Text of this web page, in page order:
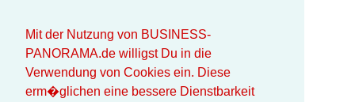
Mit der Nutzung von BUSINESS-
PANORAMA.de willigst Du in die
Verwendung von Cookies ein. Diese
erm�glichen eine bessere Dienstbarkeit